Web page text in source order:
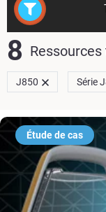
8
J850 Série
Étude de cas